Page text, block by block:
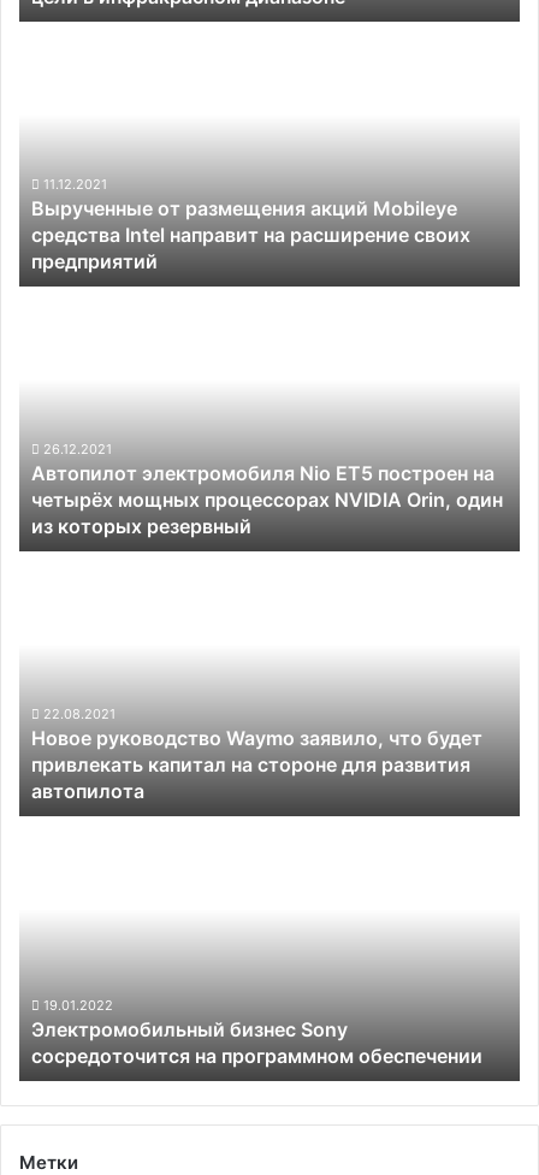
Intel
направит
на
расширение
своих
11.12.2021
Вырученные от размещения акций Mobileye
средства Intel направит на расширение своих
предприятий
четырёх
мощных
процессорах
NVIDIA
Orin,
26.12.2021
Автопилот электромобиля Nio ET5 построен на
четырёх мощных процессорах NVIDIA Orin, один
из которых резервный
привлекать
капитал
на
стороне
для
22.08.2021
Новое руководство Waymo заявило, что будет
привлекать капитал на стороне для развития
автопилота
19.01.2022
Электромобильный бизнес Sony
сосредоточится на программном обеспечении
Метки